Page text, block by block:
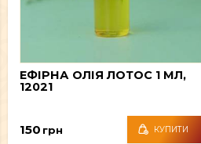
ЕФІРНА ОЛІЯ ЛОТОС 1 МЛ,
12021
150 грн КУПИТИ